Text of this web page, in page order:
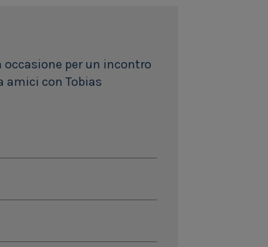
per un incontro
amici con Tobias